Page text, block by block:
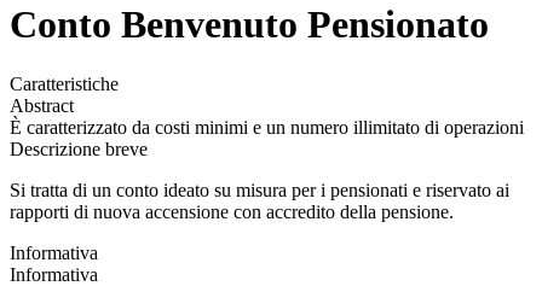
Conto Benvenuto Pensionato
Caratteristiche
Abstract
È caratterizzato da costi minimi e un numero illimitato di operazioni
Descrizione breve
Si tratta di un conto ideato su misura per i pensionati e riservato ai
rapporti di nuova accensione con accredito della pensione.
Informativa
Informativa